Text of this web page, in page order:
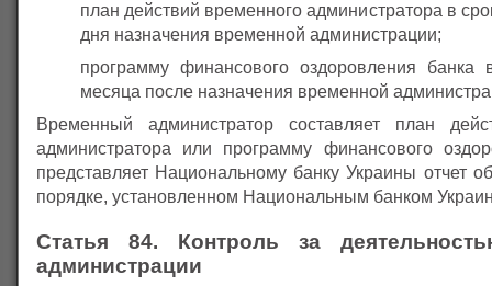
план действий временного администратора в
дня назначения временной администрации;
программу финансового оздоровления банка
месяца после назначения временной
Временный администратор составляет план
администратора или программу финансового
представляет Национальному банку Украины отчет
порядке, установленном Национальным банком
Статья 84. Контроль за
администрации